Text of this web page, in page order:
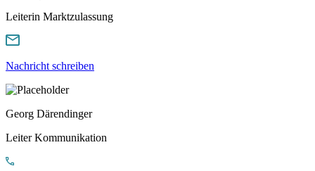
Leiterin Marktzulassung
Nachricht schreiben
Georg Därendinger
Leiter Kommunikation